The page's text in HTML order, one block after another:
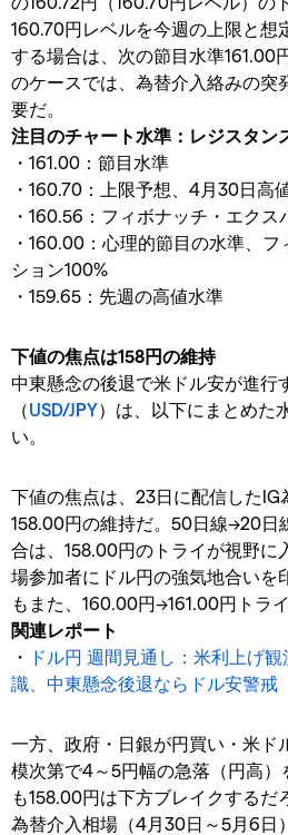
160.70円レベルを今週の上限と想
する場合は、次の節目水準161.00
のケースでは、為替介入絡みの突
要だ。
注目のチャート水準：レジスタン
・161.00：節目水準
・160.70：上限予想、4月30日高
・160.56：フィボナッチ・エクス
・160.00：心理的節目の水準、
ション100%
・159.65：先週の高値水準
下値の焦点は158円の維持
中東懸念の後退で米ドル安が進行
（USD/JPY）は、以下にまとめた
い。
下値の焦点は、23日に配信したIG
158.00円の維持だ。50日線→20日
合は、158.00円のトライが視野に
場参加者にドル円の強気地合いを
もまた、160.00円→161.00円トラ
関連レポート
・ ドル円 週間見通し：米利上げ
識、中東懸念後退ならドル安警戒
一方、政府・日銀が円買い・米ド
模次第で4～5円幅の急落（円高）
も158.00円は下方ブレイクするだ
為替介入相場（4月30日～5月6日